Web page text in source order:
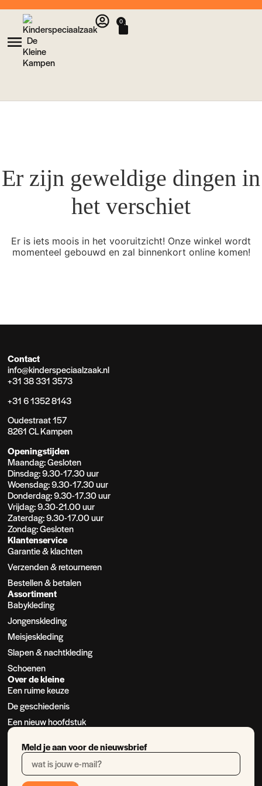
0
Er zijn geweldige dingen in
het verschiet
Er is iets moois in het vooruitzicht! Onze winkel wordt
momenteel gebouwd en zal binnenkort online komen!
Contact
info@kinderspeciaalzaak.nl
+31 38 331 3573
+31 6 1352 8143
Oudestraat 157
8261 CL Kampen
Openingstijden
Maandag: Gesloten
Dinsdag: 9.30-17.30 uur
Woensdag: 9.30-17.30 uur
Donderdag: 9.30-17.30 uur
Vrijdag: 9.30-21.00 uur
Zaterdag: 9.30-17.00 uur
Zondag: Gesloten
Klantenservice
Garantie & klachten
Verzenden & retourneren
Bestellen & betalen
Assortiment
Babykleding
Jongenskleding
Meisjeskleding
Slapen & nachtkleding
Schoenen
Over de kleine
Een ruime keuze
De geschiedenis
Een nieuw hoofdstuk
Meld je aan voor de nieuwsbrief